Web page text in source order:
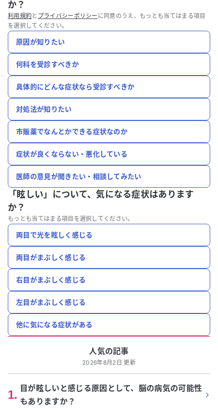
か？
利用規約と プライバシーポリシー に同意のうえ、もっとも当てはまる項目
を選択してください。
原因が知りたい
何科を受診すべきか
具体的にどんな症状なら受診すべきか
対処法が知りたい
市販薬でなんとかできる症状なのか
症状が良くならない・悪化している
医師の意見が聞きたい・相談してみたい
「眩しい」について、気になる症状はあります
か？
もっとも当てはまる項目を選択してください。
両目で光を眩しく感じる
両目がまぶしく感じる
右目がまぶしく感じる
左目がまぶしく感じる
他に気になる症状がある
人気の記事
2026年8月2日 更新
1. 目が眩しいと感じる原因として、脳の病気の可能性
もありますか？